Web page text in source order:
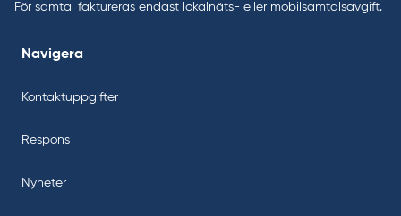
För samtal faktureras endast lokalnäts- eller mobilsamtalsavgift.
Navigera
Kontaktuppgifter
Respons
Nyheter